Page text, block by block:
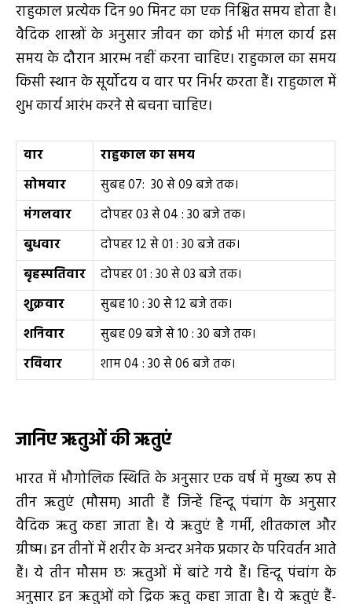
राहुकाल प्रत्येक दिन 90 मिनट का एक निश्चित समय होता है।
वैदिक शास्त्रों के अनुसार जीवन का कोई भी मंगल कार्य इस
समय के दौरान आरम्भ नहीं करना चाहिए। राहुकाल का समय
किसी स्थान के सूर्योदय व वार पर निर्भर करता हैं। राहुकाल में
शुभ कार्य आरंभ करने से बचना चाहिए।
वार
राहुकाल का समय
सोमवार
सुबह 07: 30 से 09 बजे तक।
मंगलवार
दोपहर 03 से 04 : 30 बजे तक।
बुधवार
दोपहर 12 से 01 : 30 बजे तक।
बृहस्पतिवार
दोपहर 01 : 30 से 03 बजे तक।
शुक्रवार
सुबह 10 : 30 से 12 बजे तक।
शनिवार
सुबह 09 बजे से 10 : 30 बजे तक।
रविवार
शाम 04 : 30 से 06 बजे तक।
जानिए ऋतुओं की ऋतुएं
भारत में भौगोलिक स्थिति के अनुसार एक वर्ष में मुख्य रूप से
तीन ऋतुएं (मौसम) आती हैं जिन्हें हिन्दू पंचांग के अनुसार
वैदिक ऋतु कहा जाता है। ये ऋतुएं है गर्मी, शीतकाल और
ग्रीष्म। इन तीनों में शरीर के अन्दर अनेक प्रकार के परिवर्तन आते
हैं। ये तीन मौसम छः ऋतुओं में बांटे गये हैं। हिन्दू पंचांग के
अनुसार इन ऋतुओं को द्रिक ऋतु कहा जाता है। ये ऋतुएं हैं-